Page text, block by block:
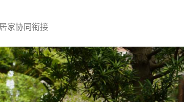
家协同衔接